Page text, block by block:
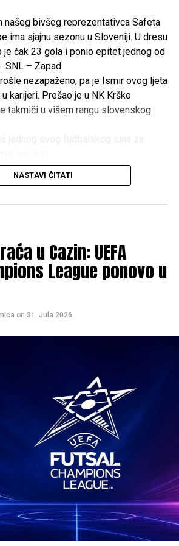
našeg bivšeg reprezentativca Safeta
ima sjajnu sezonu u Sloveniji. U dresu
je čak 23 gola i ponio epitet jednog od
SNL – Zapad.
nezapaženo, pa je Ismir ovog ljeta
karijeri. Prešao je u NK Krško
takmiči u višem rangu slovenskog
ostavilo trag u bh. fudbalu, a sada
i svoje ime.
Tweet Share
NASTAVI ČITATI
u Cazin: UEFA
League ponovo u
on 31. Jula 2026.